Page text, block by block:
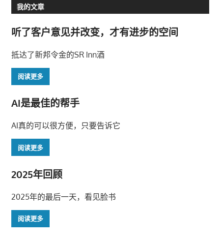
导
航
我的文章
听了客户意见并改变，才有进步的空间
抵达了新邦令金的SR Inn酒
阅读更多
AI是最佳的帮手
AI真的可以很方便，只要告诉它
阅读更多
2025年回顾
2025年的最后一天，看见脸书
阅读更多